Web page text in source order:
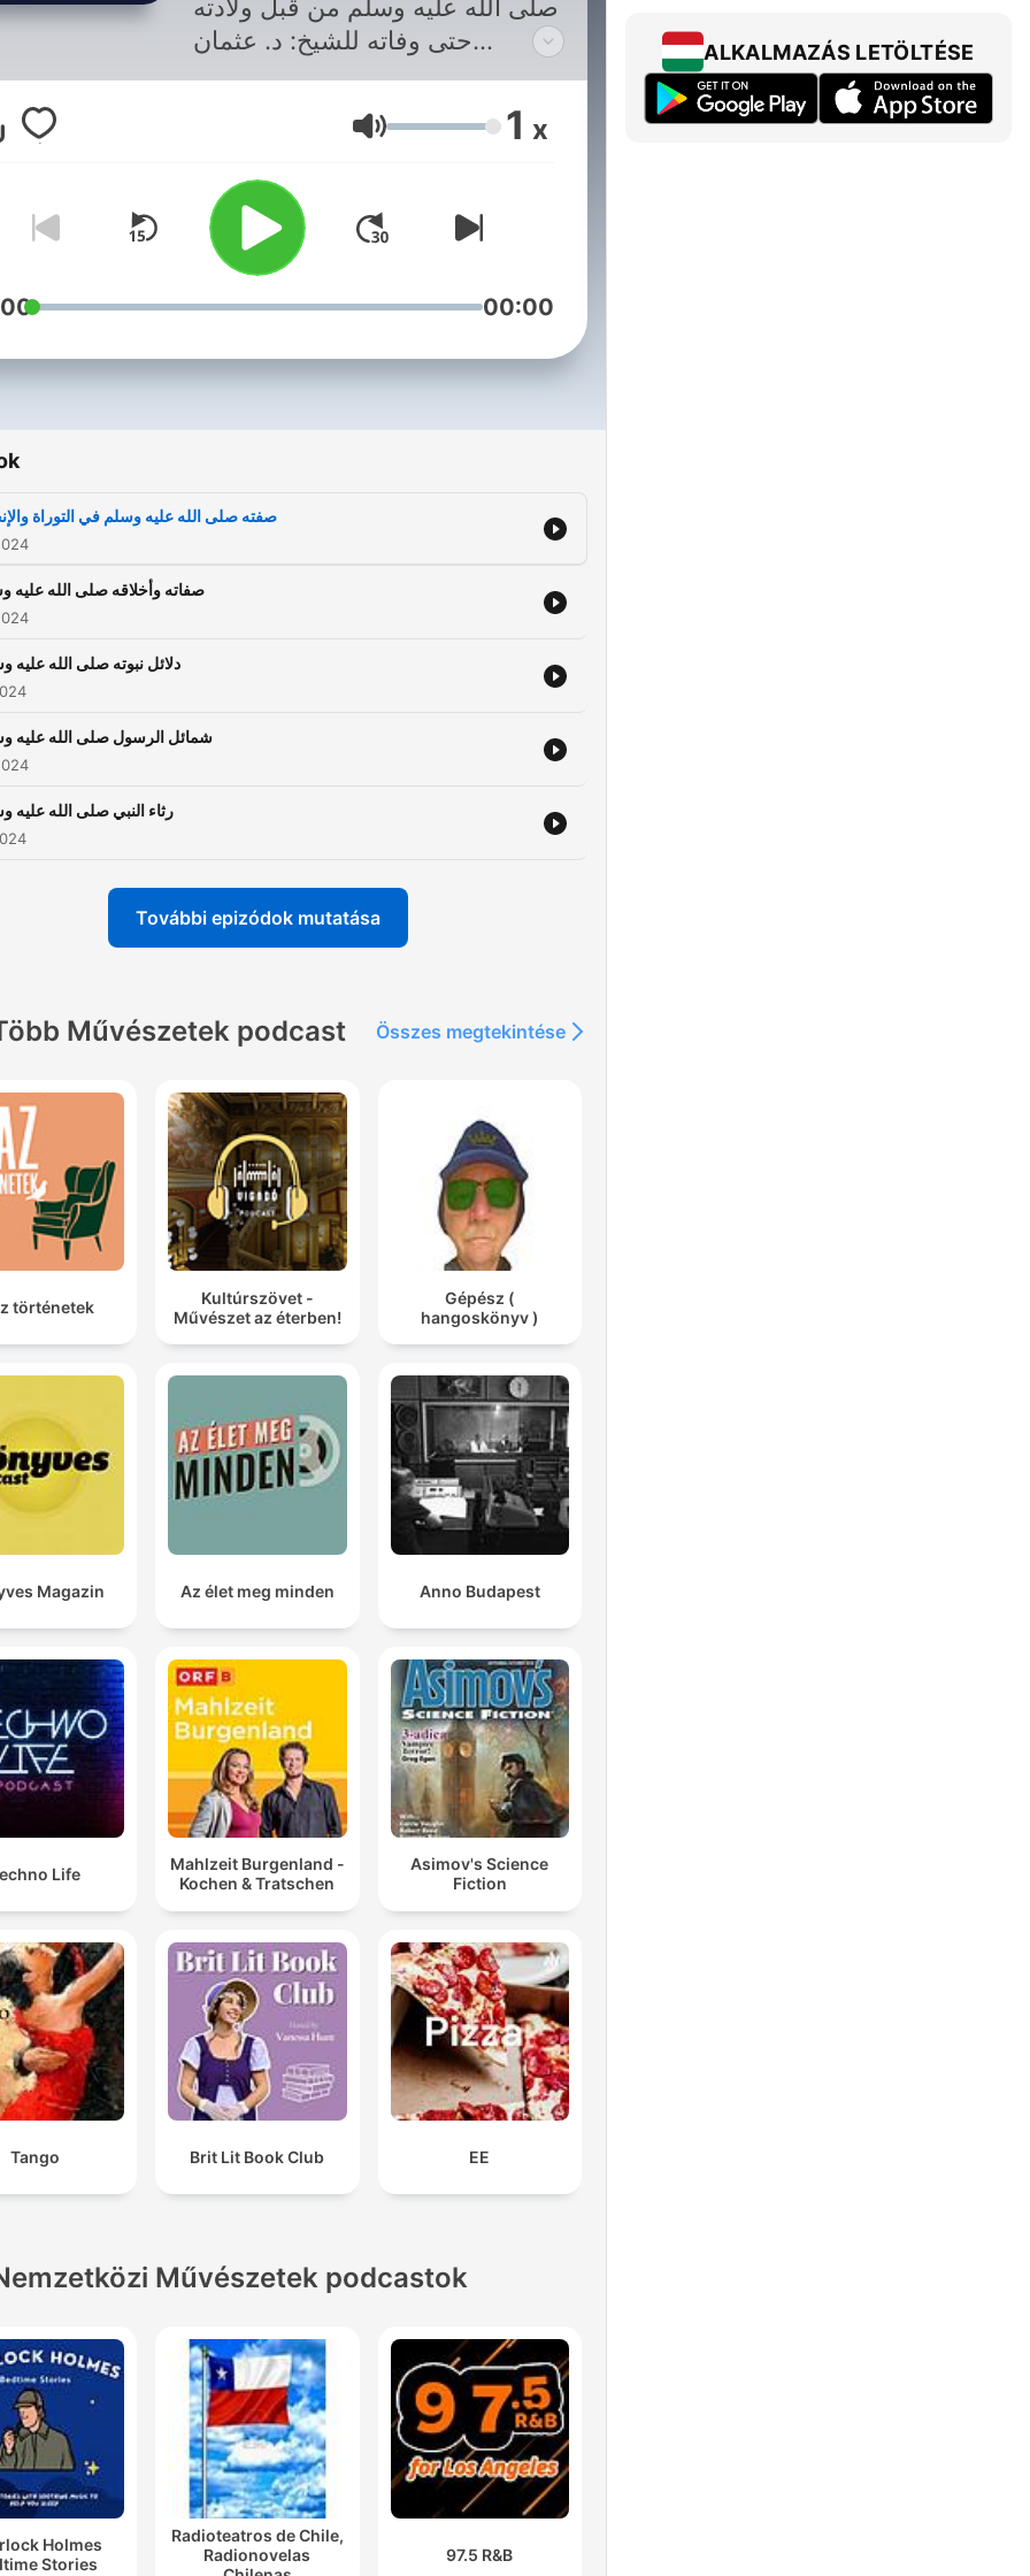
صلى الله عليه وسلم من قبل ولادته
حتى وفاته للشيخ: د. عثمان
الخميس قراءة: د. علي بشير أحمد
القرآن الكريم بصوت الشيخ أنس
العمادي (يمكنك البحث بالإسم
Hangerő 1 x
00:00
صفته صلى الله عليه وسلم في التوراة
صفاته وأخلاقه صلى الله عليه
دلائل نبوته صلى الله عليه
شمائل الرسول صلى الله عليه
رثاء النبي صلى الله عليه
További epizódok mutatása
Művészetek podcast Összes megtekintése
történetek
Kultúrszövet -
Művészet az éterben!
Gépész (
hangoskönyv )
Magazin Az élet meg minden Anno Budapest
Life
Mahlzeit Burgenland -
Kochen & Tratschen
Asimov's Science
Fiction
Tango Brit Lit Book Club EE
Művészetek podcastok
Holmes
Stories
Radioteatros de Chile,
Radionovelas
97.5 R&B
ALKALMAZÁS LETÖLTÉSE